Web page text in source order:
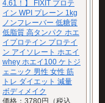
4.61！】 FIXIT プロテ
イン WPI プレーン 1kg
ノンフレーバー 低糖質
低脂質 高タンパク ホエ
イプロテイン プロテイ
ン アイソレート ホエイ
whey ホエイ100 ケトジ
ェニック 男性 女性 筋
トレ ダイエット 減量
ボディメイク